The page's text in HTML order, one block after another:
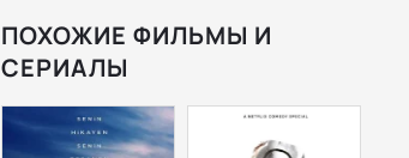
ПОХОЖИЕ ФИЛЬМЫ И
СЕРИАЛЫ